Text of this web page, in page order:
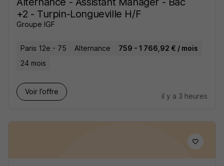
+2 - Turpin-Longueville H/F
Groupe IGF
Paris 12e - 75 Alternance
759 - 1 766,92 € / mois
24 mois
Voir l’offre
il y a 3 heures